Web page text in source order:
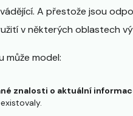
A přestože jsou
v některých oblastech
může model:
znalosti o aktuální